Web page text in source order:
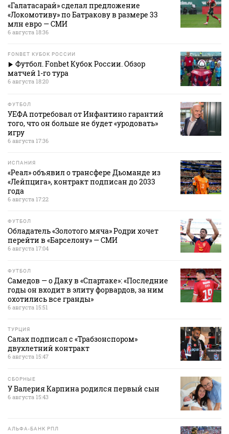
«Галатасарай» сделал предложение
«Локомотиву» по Батракову в размере 33
млн евро — СМИ
6 августа 18:36
FONBET КУБОК РОССИИ
Футбол. Fonbet Кубок России. Обзор
матчей 1-го тура
6 августа 18:20
ФУТБОЛ
УЕФА потребовал от Инфантино гарантий
того, что он больше не будет «уродовать»
игру
6 августа 17:36
ИСПАНИЯ
«Реал» объявил о трансфере Дьоманде из
«Лейпцига», контракт подписан до 2033
года
6 августа 17:22
ФУТБОЛ
Обладатель «Золотого мяча» Родри хочет
перейти в «Барселону» — СМИ
6 августа 17:04
ФУТБОЛ
Самедов — о Даку в «Спартаке»: «Последние
годы он входит в элиту форвардов, за ним
охотились все гранды»
6 августа 15:51
ТУРЦИЯ
Салах подписал с «Трабзонспором»
двухлетний контракт
6 августа 15:47
СБОРНЫЕ
У Валерия Карпина родился первый сын
6 августа 15:43
АЛЬФА-БАНК РПЛ